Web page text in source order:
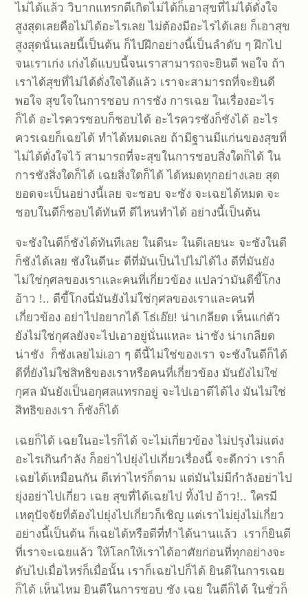
ไม่ได้แล้ว วิบากแทรกดีเกิดไม่ได้ก็เอาสุขที่ไม่ได้ดั่งใจ
สูงสุดเลยคือไม่ได้อะไรเลย ไม่ต้องมีอะไรได้เลย ก็เอาสุข
สูงสุดนั่นเลยนี้เป็นต้น ก็ไปฝึกอย่างนี้เป็นลำดับ ๆ ฝึกไป
จนเราเก่ง เก่งได้แบบนี้จนเราสามารถจะยินดี พอใจ ถ้า
เราได้สุขที่ไม่ได้ดั่งใจได้แล้ว เราจะสามารถที่จะยินดี
พอใจ สุขใจในการชอบ การชัง การเฉย ในเรื่องอะไร
ก็ได้ อะไรควรชอบก็ชอบได้ อะไรควรชังก็ชังได้ อะไร
ควรเฉยก็เฉยได้ ทำได้หมดเลย ถ้ามีฐานมีแก่นของสุขที่
ไม่ได้ดั่งใจไว้ สามารถที่จะสุขในการชอบสิ่งใดก็ได้ ใน
การชังสิ่งใดก็ได้ เฉยสิ่งใดก็ได้ ได้หมดทุกอย่างเลย สุด
ยอดจะเป็นอย่างนี้เลย จะชอบ จะชัง จะเฉยได้หมด จะ
ชอบในดีก็ชอบได้ทันที ดีไหนทำได้ อย่างนี้เป็นต้น
จะชังในดีก็ชังได้ทันทีเลย ในดีนะ ในดีเลยนะ จะชังในดี
ก็ชังได้เลย ชังในดีนะ ดีที่มันเป็นไปไม่ได้ไง ดีที่มันยัง
ไม่ใช่กุศลของเราและคนที่เกี่ยวข้อง แปลว่ามันดีขี้โกง
อ้าว !.. ดีขี้โกงนี่มันยังไม่ใช่กุศลของเราและคนที่
เกี่ยวข้อง อย่าไปอยากได้ โธ่เอ๊ย! น่าเกลียด เห็นแก่ตัว
ยังไม่ใช่กุศลยังจะไปเอาอยู่นั่นแหละ น่าชัง น่าเกลียด
น่าชัง ก็ชังเลยไม่เอา ๆ ดีนี้ไม่ใช่ของเรา จะชังในดีก็ได้
ดีที่ยังไม่ใช่สิทธิของเราหรือคนที่เกี่ยวข้อง มันยังไม่ใช่
กุศล มันยังเป็นอกุศลแทรกอยู่ จะไปเอาดีได้ไง มันไม่ใช่
สิทธิของเรา ก็ชังก็ได้
เฉยก็ได้ เฉยในอะไรก็ได้ จะไม่เกี่ยวข้อง ไม่ปรุงไม่แต่ง
อะไรเกินกำลัง ก็อย่าไปยุ่งไปเกี่ยวเรื่องนี้ จะดีกว่า เราก็
เฉยได้เหมือนกัน ดีเท่าไหร่ก็ตาม แต่มันไม่มีกำลังอย่าไป
ยุ่งอย่าไปเกี่ยว เฉย สุขที่ได้เฉยไป ทิ้งไป อ้าว!.. ใครมี
เหตุปัจจัยที่ต้องไปยุ่งไปเกี่ยวก็เชิญ แต่เราไม่ยุ่งไม่เกี่ยว
อย่างนี้เป็นต้น ก็เฉยได้หรือดีที่ทำได้นานแล้ว เราก็ยินดี
ที่เราจะเฉยแล้ว ให้โลกให้เราได้อาศัยก่อนที่ทุกอย่างจะ
ดับไปเมื่อไหร่ก็เมื่อนั้น เราก็เฉยไปก็ได้ ยินดีในการเฉย
ก็ได้ เห็นไหม ยินดีในการชอบ ชัง เฉย ในดีก็ได้ ในชั่วก็